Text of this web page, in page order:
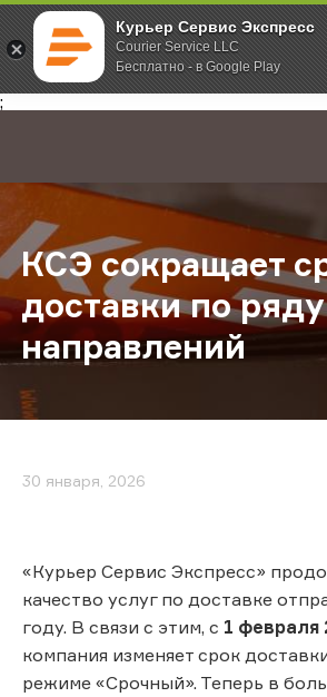
Курьер Сервис Экспресс
Courier Service LLC
Бесплатно - в Google Play
;
Главная О компании Новости КСЭ
КСЭ сокращает
доставки по ряду
направлений
30 января, 2026
«Курьер Сервис Экспресс»
качество услуг по доставке
году. В связи с этим, с 1 февраля
компания изменяет срок
режиме «Срочный». Теперь в